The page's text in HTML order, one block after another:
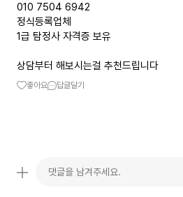
010 7504 6942
정식등록업체
1급 탐정사 자격증 보유
상담부터 해보시는걸 추천드립니다
좋아요 답글달기